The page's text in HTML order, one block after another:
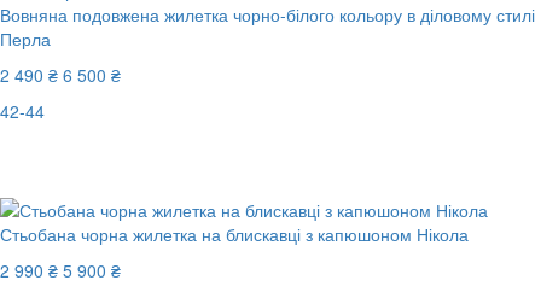
Вовняна подовжена жилетка чорно-білого кольору в діловому стилі
Перла
2 490 ₴ 6 500 ₴
42-44
Стьобана чорна жилетка на блискавці з капюшоном Нікола
2 990 ₴ 5 900 ₴